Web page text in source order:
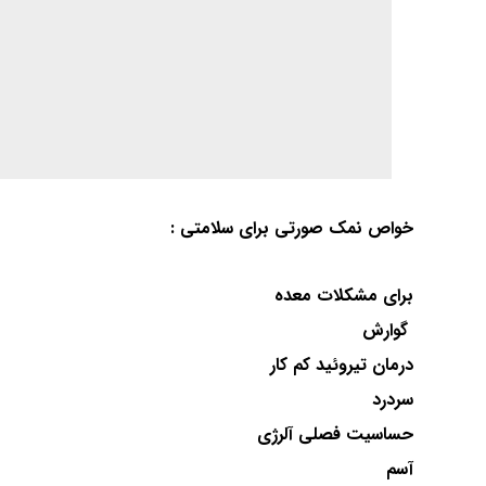
ورم دست و پا و صورت
فشار خون پایین
بررسی دقیق تر خواص و فواید نمک
خیس کردن معدنی
حمام های معدنی و نمک روش عالی جهت راحت شدن در